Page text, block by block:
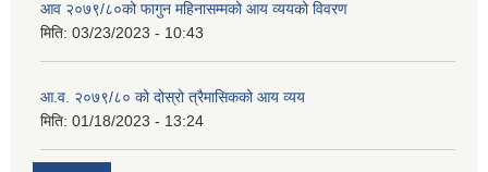
आव २०७९/८०को फागुन महिनासम्मको आय व्ययको विवरण
मिति: 03/23/2023 - 10:43
आ.व. २०७९/८० को दोस्रो त्रैमासिकको आय व्यय
मिति: 01/18/2023 - 13:24